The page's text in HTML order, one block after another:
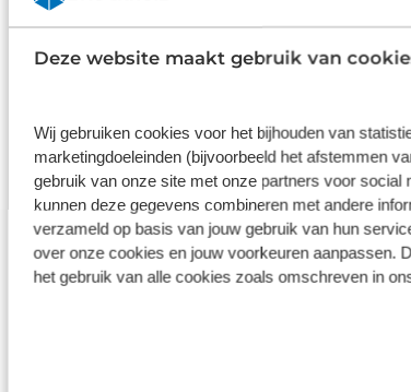
Deze website maakt gebruik van
Wij gebruiken cookies voor het bijhouden van
marketingdoeleinden (bijvoorbeeld het afstemmen
gebruik van onze site met onze partners voor
kunnen deze gegevens combineren met andere
verzameld op basis van jouw gebruik van hun
over onze cookies en jouw voorkeuren aanpassen.
het gebruik van alle cookies zoals omschreven in
Opel Mokka
1.2 Turbo Business Elegance | Achteruitrijcamera
Carplay/Android Auto|telefoonintegratie
€ 15.400
Prijs is inclusief BTW en BPM.
Op voorraad
Bekijk details